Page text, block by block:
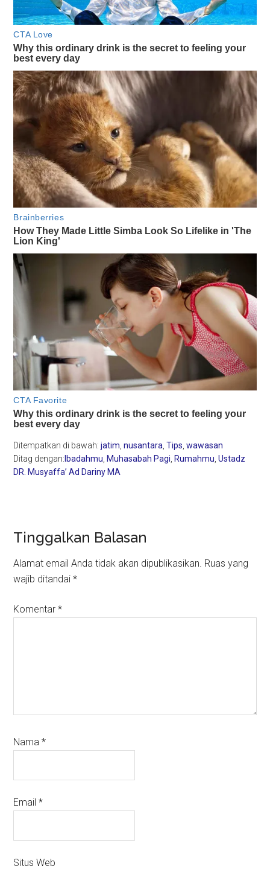
Ditempatkan di bawah:jatim ,nusantara ,Tips ,wawasan
Ditag dengan: Ibadahmu Muhasabah Pagi Rumahmu ,Ustadz
DR. Musyaffa’ Ad Dariny MA
Reader
Interactions
Tinggalkan Balasan
Alamat email Anda tidak akan dipublikasikan. Ruas yang
wajib ditandai*
Komentar*
Nama*
Email*
Situs Web